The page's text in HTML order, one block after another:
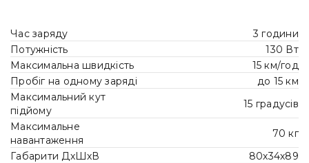
Час заряду
3 години
Потужність
130 Вт
Максимальна швидкість
15 км/год
Пробіг на одному заряді
до 15 км
Максимальний кут
підйому
15 градусів
Максимальне
навантаження
70 кг
Габарити ДхШхВ
80х34х89